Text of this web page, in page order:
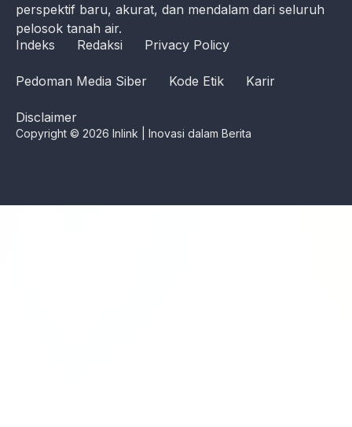
perspektif baru, akurat, dan mendalam dari seluruh
pelosok tanah air.
Indeks
Redaksi Privacy Policy
Pedoman Media Siber Kode Etik Karir
Disclaimer
Copyright © 2026 Inlink | Inovasi dalam Berita